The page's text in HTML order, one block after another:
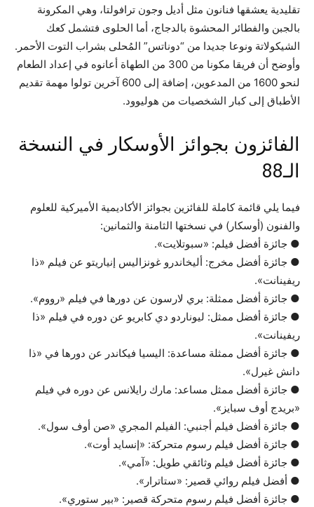
تقليدية يعشقها فنانون مثل أديل وجون ترافولتا، وهي المكرونة
بالجبن والفطائر المحشوة بالدجاج، أما الحلوى فتشمل كعك
الشيكولاتة ونوعا جديدا من “دوناتس” المُحلى بشراب التوت الأحمر.
وأوضح أن فريقا مكونا من 300 من الطهاة أعانوه في إعداد الطعام
لنحو 1600 من المدعوين، إضافة إلى 600 آخرين تولوا مهمة تقديم
الأطباق إلى كبار الشخصيات من هوليوود.
الفائزون بجوائز الأوسكار في النسخة
الـ88
فيما يلي قائمة كاملة للفائزين بجوائز الأكاديمية الأميركية للعلوم
والفنون (أوسكار) في نسختها الثامنة والثمانين:
● جائزة أفضل فيلم: «سبوتلايت».
● جائزة أفضل مخرج: أليخاندرو غونزاليس إنياريتو عن فيلم «ذا
ريفينانت».
● جائزة أفضل ممثلة: بري لارسون عن دورها في فيلم «رووم».
● جائزة أفضل ممثل: ليوناردو دي كابريو عن دوره في فيلم «ذا
ريفينانت».
● جائزة أفضل ممثلة مساعدة: اليسيا فيكاندر عن دورها في «ذا
دانش غيرل».
● جائزة أفضل ممثل مساعد: مارك رايلانس عن دوره في فيلم
«بريدج أوف سبايز».
● جائزة أفضل فيلم أجنبي: الفيلم المجري «صن أوف سول».
● جائزة أفضل فيلم رسوم متحركة: «إنسايد أوت».
● جائزة أفضل فيلم وثائقي طويل: «آمي».
● أفضل فيلم روائي قصير: «ستاترار».
● جائزة أفضل فيلم رسوم متحركة قصير: «بير ستوري».